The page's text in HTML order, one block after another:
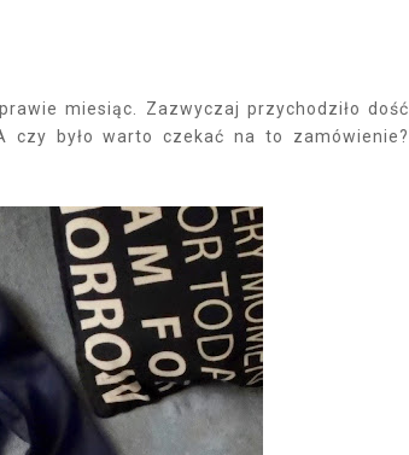
miesiąc. Zazwyczaj przychodziło dość
było warto czekać na to zamówienie?